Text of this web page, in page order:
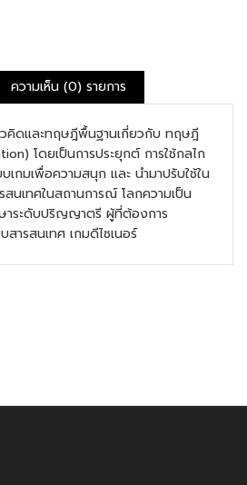
ความเห็น (0) รายการ
คิดและทฤษฎีพื้นฐานเกี่ยวกับ ทฤษฎี
โดยเป็นการประยุกต์ การใช้กลไก
กมเพื่อความสนุก และ นำมาปรับใช้ใน
นเทศในสถานการณ์ โลกความเป็น
าระดับปริญญาตรี ผู้ที่ต้องการ
ารสนเทศ เกมดีไซเนอร์